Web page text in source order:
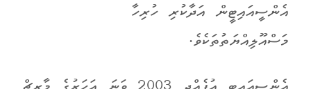
އެންސީއައިޓީން އަދާކުރި ހުރިހާ
މަސްއޫލިއްޔަތުތަކެވެ.